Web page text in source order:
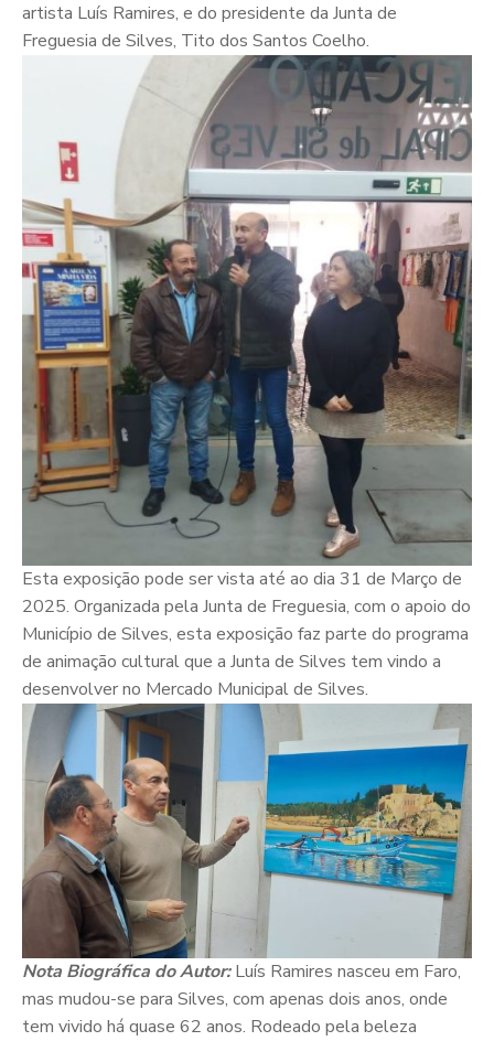
artista Luís Ramires, e do presidente da Junta de
Freguesia de Silves, Tito dos Santos Coelho.
Esta exposição pode ser vista até ao dia 31 de Março de
2025. Organizada pela Junta de Freguesia, com o apoio do
Município de Silves, esta exposição faz parte do programa
de animação cultural que a Junta de Silves tem vindo a
desenvolver no Mercado Municipal de Silves.
Nota Biográfica do Autor:Luís Ramires nasceu em Faro,
mas mudou-se para Silves, com apenas dois anos, onde
tem vivido há quase 62 anos. Rodeado pela beleza